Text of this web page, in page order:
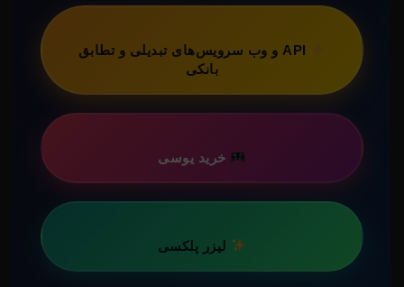
API و وب سرویس‌های تبدیلی و تطابق
بانکی
خرید یوسی
لیزر پلکسی